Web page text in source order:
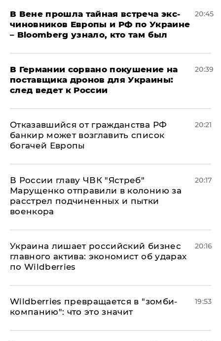
В Вене прошла тайная встреча экс-
чиновников Европы и РФ по Украине
– Bloomberg узнало, кто там был
20:45
​В Германии сорвано покушение на
поставщика дронов для Украины:
след ведет к России
20:39
Отказавшийся от гражданства РФ
банкир может возглавить список
богачей Европы
20:21
В России главу ЧВК "Ястреб"
Марущенко отправили в колонию за
расстрел подчиненных и пытки
военкора
20:17
​Украина лишает российский бизнес
главного актива: экономист об ударах
по Wildberries
20:16
Wildberries превращается в "зомби-
компанию": что это значит
19:53